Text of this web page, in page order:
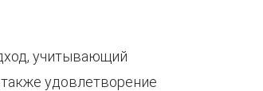
учитывающий
удовлетворение